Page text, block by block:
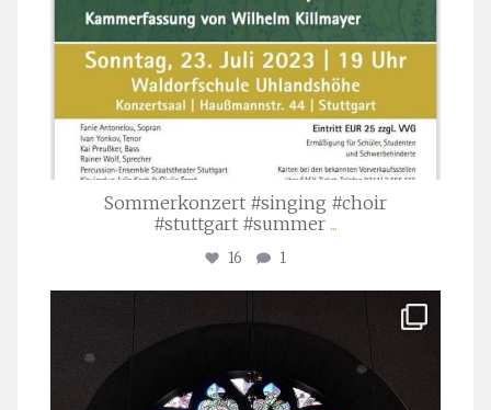
Sommerkonzert #singing #choir
#stuttgart #summer ...
16 1
Apr. 1